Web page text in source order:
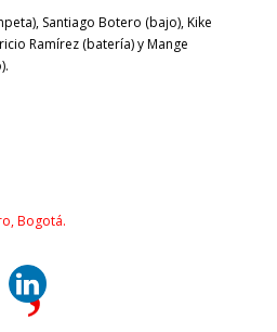
Santiago Botero (bajo), Kike
Ramírez (batería) yMange
Bogotá.